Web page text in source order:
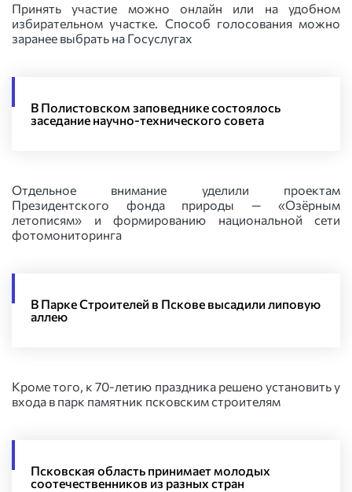
Принять участие можно онлайн или на удобном
избирательном участке. Способ голосования можно
заранее выбрать на Госуслугах
В Полистовском заповеднике состоялось
заседание научно-технического совета
Отдельное внимание уделили проектам
Президентского фонда природы — «Озёрным
летописям» и формированию национальной сети
фотомониторинга
В Парке Строителей в Пскове высадили липовую
аллею
Кроме того, к 70-летию праздника решено установить у
входа в парк памятник псковским строителям
Псковская область принимает молодых
соотечественников из разных стран